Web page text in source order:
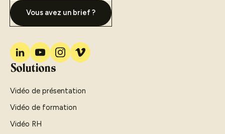
Vous avez un brief ?
Solutions
Vidéo de présentation
Vidéo de formation
Vidéo RH